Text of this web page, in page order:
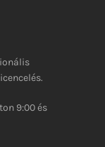
9:00 és